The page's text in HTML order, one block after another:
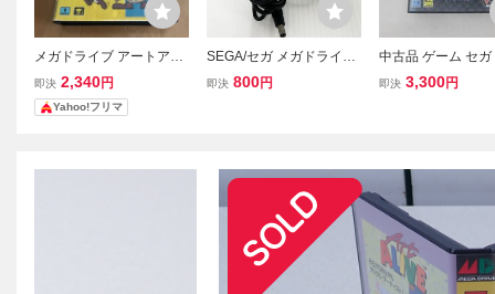
メガドライブ アートアラ
イブ 箱説あり SEGA ART
ALIVE
即決 2,340円
Yahoo!フリマ
SEGA/セガ メガドライ
ブ・ゲームギア対応 純正
即決 800円
中古品 ゲーム セガ
ドライブ ソフト 中
即決 3,300円